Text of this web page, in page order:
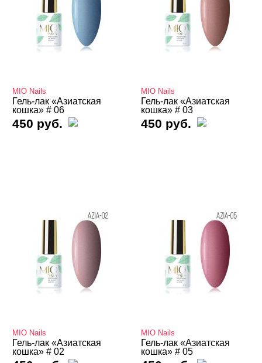
Кошачий глаз NOGTIKA
Кошачий глаз Магниты
Термо THERMO
ТОП Кошачий глаз
Гель-лаки FOXY
Гель-лаки GLOBAL FASHION
Гель-лаки Holy Molly
Гель-лаки MIO Nails
Гель-лаки SOTA
MIO Nails
Гель-лак «Азиатская
кошка» # 06
450 руб.
MIO Nails
Гель-лак «Азиатская
кошка» # 03
450 руб.
MIO Nails
Гель-лак «Азиатская
кошка» # 02
MIO Nails
Гель-лак «Азиатская
кошка» # 05